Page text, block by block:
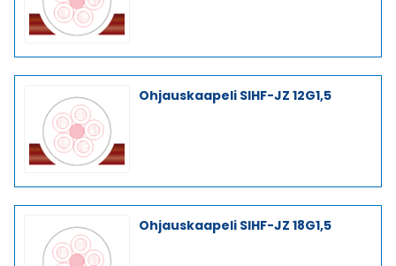
Ohjauskaapeli SIHF-JZ 12G1,5
Ohjauskaapeli SIHF-JZ 18G1,5